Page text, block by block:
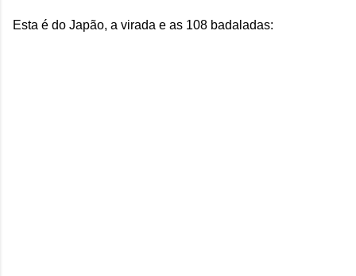
Esta é do Japão, a virada e as 108 badaladas: